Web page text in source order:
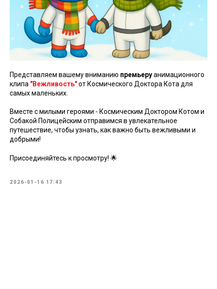
Представляем вашему вниманию премьеруанимационного
клипа "Вежливость"от Космического Доктора Кота для
самых маленьких.
Вместе с милыми героями - Космическим Доктором Котом и
Собакой Полицейским отправимся в увлекательное
путешествие, чтобы узнать, как важно быть вежливыми и
добрыми!
Присоединяйтесь к просмотру! 🌟
2026-01-16 17:43